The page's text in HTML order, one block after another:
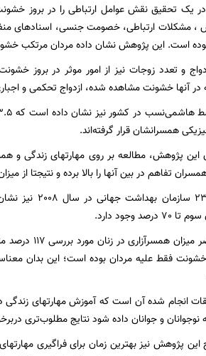
یک تحقیق نقش عوامل ارتباطی را در بروز
، مشکلات ارتباطی، خصومت جنسی، اسنادهای
است. این پژوهش نشان داده مردان مرتکب
در آنها خشونت مشاهده شده، ازدواج تحکمی و
همسرانشان قرار گرفته‌اند.
پژوهش، مطالعه بر روی مهارتهای زندگی و
تفاهم در بین آنها را بالا برده و نتیجتا
وجود دارد.
خشونت فقط علیه مردان بوده است؛ این بدان
انجام شده آن است که آموزش مهارتهای زندگی
نوجوانان و جوانان داده شود نتایج مطلوب‌تری
این پژوهش نیز بهترین زمان برای فراگیری